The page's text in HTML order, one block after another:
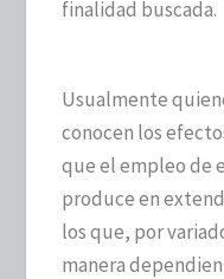
finalidad buscada.
Usualmente
conocen los
que el empleo de
produce en
los que, por
manera